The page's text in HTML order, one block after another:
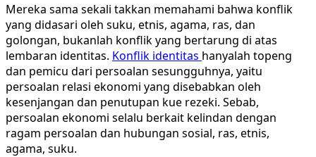
Mereka sama sekali takkan memahami bahwa konflik
yang didasari oleh suku, etnis, agama, ras, dan
golongan, bukanlah konflik yang bertarung di atas
lembaran identitas. Konflik identitas hanyalah topeng
dan pemicu dari persoalan sesungguhnya, yaitu
persoalan relasi ekonomi yang disebabkan oleh
kesenjangan dan penutupan kue rezeki. Sebab,
persoalan ekonomi selalu berkait kelindan dengan
ragam persoalan dan hubungan sosial, ras, etnis,
agama, suku.